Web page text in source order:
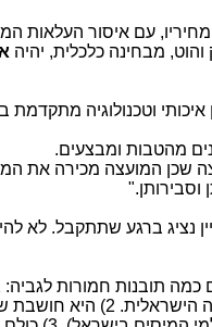
עם איסור העלאות
מבחינה כלכלית, יהיה
וטכנולוגיה מתקדמת
מהטבות ומבצעים.
שכן המועצה מכירה את
וסבירותן."
נציג ברגע שתתקבל. לא
מכירה בכלל את החוקים עליהם היא ממונה ואת התפקידים המוטלים